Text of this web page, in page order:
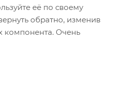
её по своему
обратно, изменив
компонента. Очень